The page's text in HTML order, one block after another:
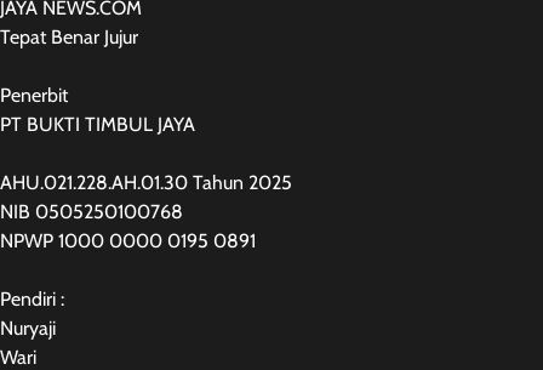
JAYA NEWS.COM
Tepat Benar Jujur
Penerbit
PT BUKTI TIMBUL JAYA
AHU.021.228.AH.01.30 Tahun 2025
NIB 0505250100768
NPWP 1000 0000 0195 0891
Pendiri :
Nuryaji
Wari